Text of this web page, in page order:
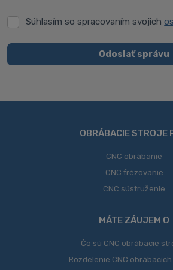
Súhlasím
spracovaním
svojich
Súhlasím so spracovaním svojich
Odoslať správu
OBRÁBACIE STROJE
CNC obrábanie
CNC frézovanie
CNC sústruženie
MÁTE ZÁUJEM O
Čo sú CNC obrábacie
Rozdelenie CNC